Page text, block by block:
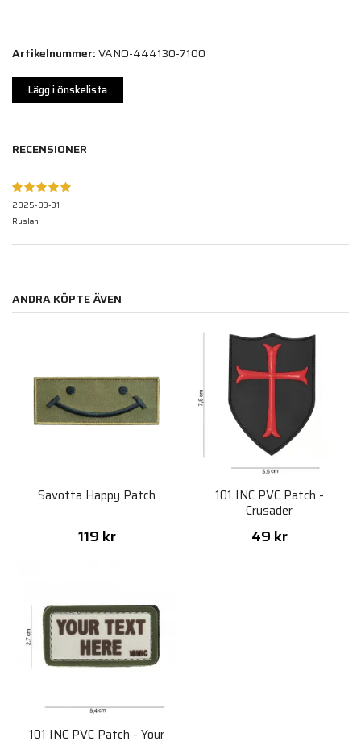
Artikelnummer:VANO-444130-7100
Lägg i önskelista
RECENSIONER
2025-03-31
Ruslan
ANDRA KÖPTE ÄVEN
Savotta Happy Patch
119 kr
101 INC PVC Patch -
Crusader
49 kr
101 INC PVC Patch - Your